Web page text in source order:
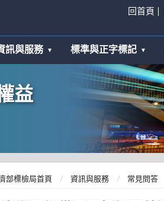
回首頁
訊與服務 標準與正字標記
益
部標檢局首頁 資訊與服務 常見問答